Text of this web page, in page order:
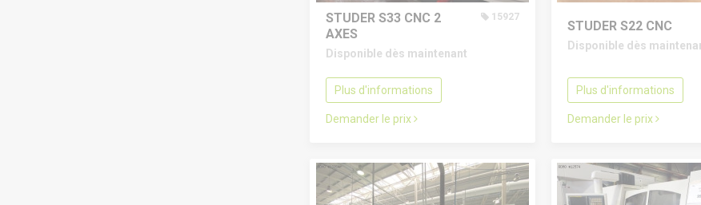
STUDER S33 CNC 2
AXES
15927
Disponible dès maintenant
Plus d'informations
Demander le prix
STUDER S22 CNC
Disponible dès
Plus d'informations
Demander le prix